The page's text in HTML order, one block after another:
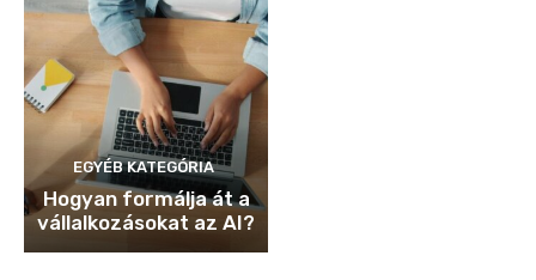
EGYÉB KATEGÓRIA
Hogyan formálja át a
vállalkozásokat az AI?